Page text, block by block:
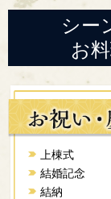
シー
お
上棟式
結婚記念
結納